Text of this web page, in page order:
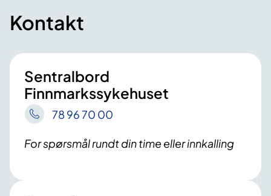
Kontakt
Sentralbord
Finnmarkssykehuset
78 96 70 00
For spørsmål rundt din time eller innkalling